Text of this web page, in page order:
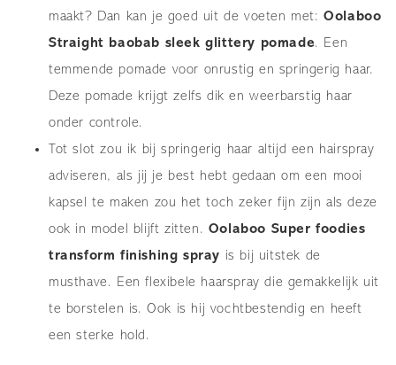
maakt? Dan kan je goed uit de voeten met:Oolaboo
Straight baobab sleek glittery pomade. Een
temmende pomade voor onrustig en springerig haar.
Deze pomade krijgt zelfs dik en weerbarstig haar
onder controle.
Tot slot zou ik bij springerig haar altijd een hairspray
adviseren, als jij je best hebt gedaan om een mooi
kapsel te maken zou het toch zeker fijn zijn als deze
ook in model blijft zitten. Oolaboo Super foodies
transform finishing spray is bij uitstek de
musthave. Een flexibele haarspray die gemakkelijk uit
te borstelen is. Ook is hij vochtbestendig en heeft
een sterke hold.